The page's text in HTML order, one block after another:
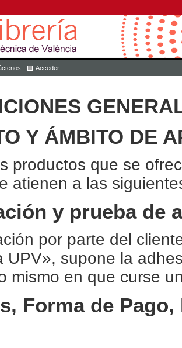
Acceder
Y ÁMBITO DE
productos que se
atienen a las
y prueba de
por parte del
UPV», supone la
mismo en que curse
Forma de